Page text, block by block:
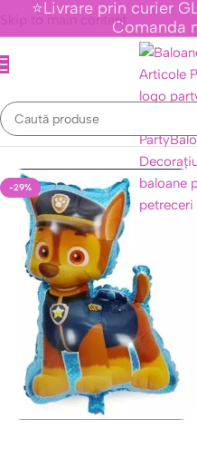
Skip to main content
⭐Livrare prin curier
Comanda
Personaje Din Desene
-29%